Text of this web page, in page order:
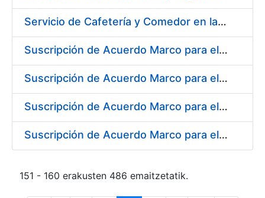
Servicio de Cafetería y Comedor en la Sede Central de la Fábrica Nacional de Moneda y Timbre-Real Casa de la Moneda en Madrid
Suscripción de Acuerdo Marco para el Suministro de Herramienta y Materiales Específicos para Mecanizado
Suscripción de Acuerdo Marco para el Suministro de Material de Electricidad
Suscripción de Acuerdo Marco para el Suministro de Repuestos Específicos de Maquinaria
Suscripción de Acuerdo Marco para el Suministro de Material de Transmisiones de Potencia, Rodamientos, Estanqueidad e Hidráulica
151 - 160 erakusten 486 emaitzetatik.